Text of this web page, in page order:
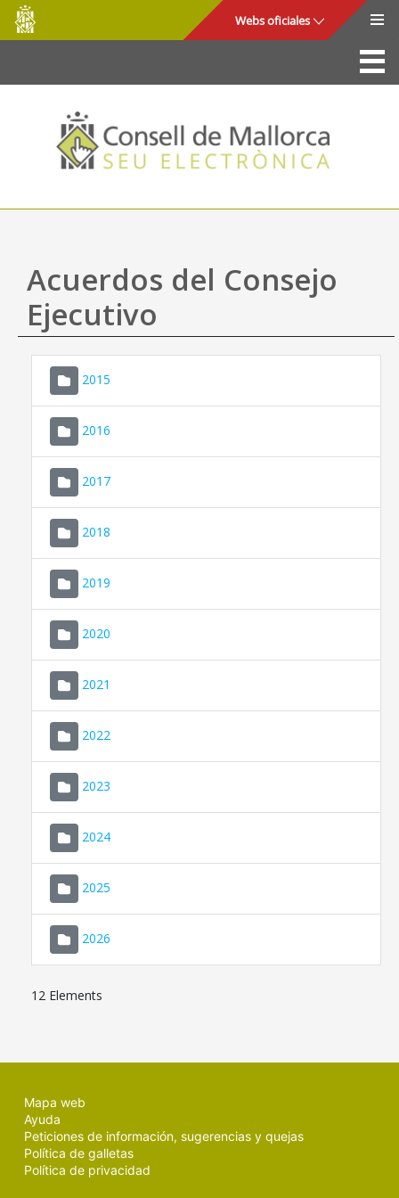
Saltar al contenido principal
Consell
de
Mallorca
Webs oficiales
La Sede
Consejo de Mallorca
Acceso y seguridad
Utilidades
Mapa web
Ayuda
Acuerdos del Consejo
Ejecutivo
2015
2016
2017
2018
2019
2020
2021
2022
2023
2024
2025
2026
12 Elements
Mapa web
Ayuda
Peticiones de información, sugerencias y quejas
Política de galletas
Política de privacidad